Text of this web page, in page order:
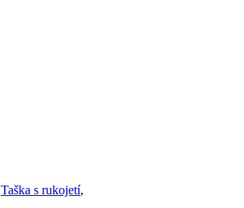
Taška s rukojetí,